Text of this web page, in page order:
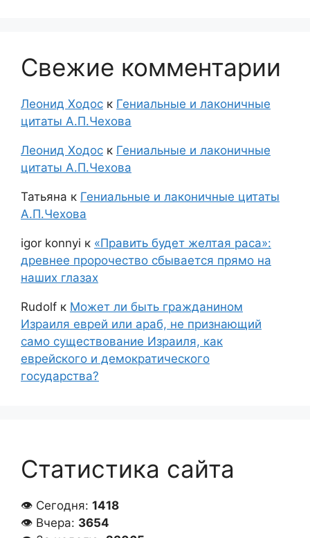
Свежие комментарии
Леонид Ходос к Гениальные и лаконичные
цитаты А.П.Чехова
Леонид Ходос к Гениальные и лаконичные
цитаты А.П.Чехова
Татьяна к Гениальные и лаконичные цитаты
А.П.Чехова
igor konnyi к «Править будет желтая раса»:
древнее пророчество сбывается прямо на
наших глазах
Rudolf к Может ли быть гражданином
Израиля еврей или араб, не признающий
само существование Израиля, как
еврейского и демократического
государства?
Статистика сайта
👁 Сегодня: 1418
👁 Вчера: 3654